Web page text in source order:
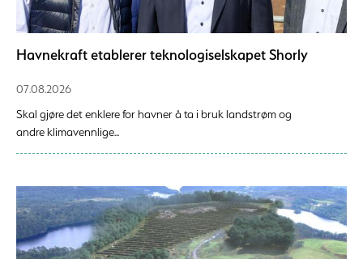
Havnekraft etablerer teknologiselskapet Shorly
07.08.2026
Skal gjøre det enklere for havner å ta i bruk landstrøm og
andre klimavennlige...